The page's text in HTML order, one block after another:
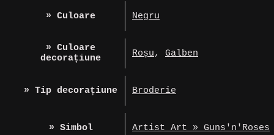
» Culoare Negru
» Culoare
decorațiune
Roșu, Galben
» Tip decorațiune Broderie
» Simbol Artist Art » Guns'n'Roses